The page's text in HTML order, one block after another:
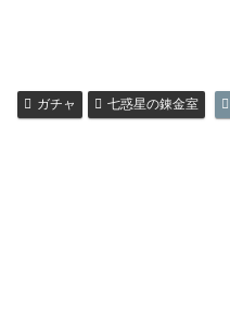
ガチャ 七惑星の錬金室